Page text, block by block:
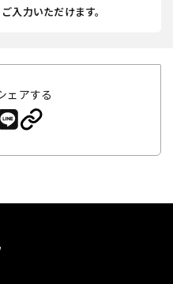
入力いただけます。
ェアする